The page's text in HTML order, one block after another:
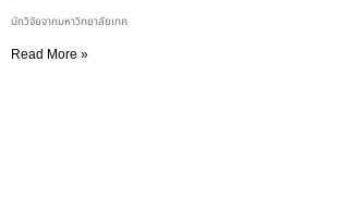
นักวิจัยจากมหาวิทยาลัยเทค
Read More »